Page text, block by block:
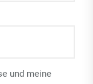
und meine